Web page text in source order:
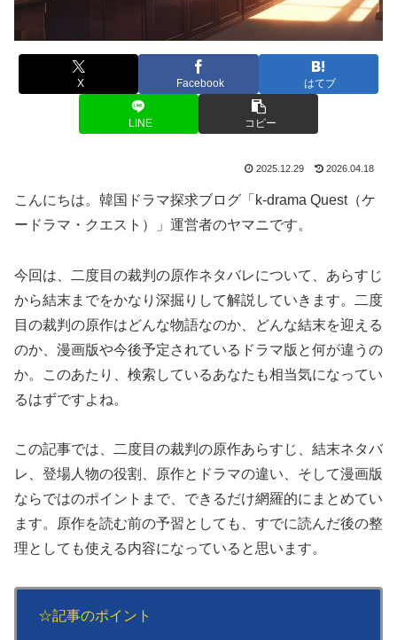
X Facebook はてブ
LINE コピー
2025.12.29 2026.04.18
こんにちは。韓国ドラマ探求ブログ「k-drama Quest（ケ
ードラマ・クエスト）」運営者のヤマニです。
今回は、二度目の裁判の原作ネタバレについて、あらすじ
から結末までをかなり深掘りして解説していきます。二度
目の裁判の原作はどんな物語なのか、どんな結末を迎える
のか、漫画版や今後予定されているドラマ版と何が違うの
か。このあたり、検索しているあなたも相当気になってい
るはずですよね。
この記事では、二度目の裁判の原作あらすじ、結末ネタバ
レ、登場人物の役割、原作とドラマの違い、そして漫画版
ならではのポイントまで、できるだけ網羅的にまとめてい
ます。原作を読む前の予習としても、すでに読んだ後の整
理としても使える内容になっていると思います。
☆記事のポイント